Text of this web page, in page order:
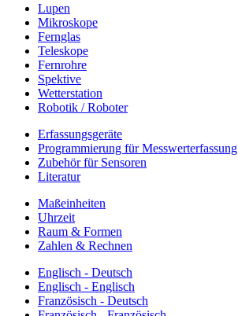
Lupen
Mikroskope
Fernglas
Teleskope
Fernrohre
Spektive
Wetterstation
Robotik / Roboter
Erfassungsgeräte
Programmierung für Messwerterfassung
Zubehör für Sensoren
Literatur
Maßeinheiten
Uhrzeit
Raum & Formen
Zahlen & Rechnen
Englisch - Deutsch
Englisch - Englisch
Französisch - Deutsch